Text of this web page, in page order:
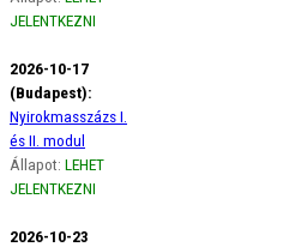
JELENTKEZNI
2026-10-17
(Budapest):
Nyirokmasszázs I.
és II. modul
Állapot: LEHET
JELENTKEZNI
2026-10-23